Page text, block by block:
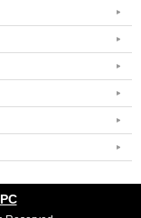
PC